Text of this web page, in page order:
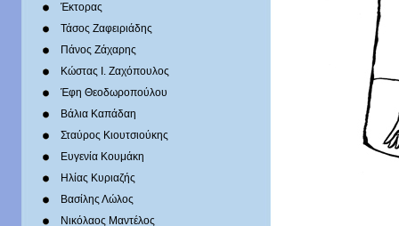
Έκτορας
Τάσος Ζαφειριάδης
Πάνος Ζάχαρης
Κώστας Ι. Ζαχόπουλoς
Έφη Θεοδωροπούλου
Βάλια Καπάδαη
Σταύρος Κιουτσιούκης
Ευγενία Κουμάκη
Ηλίας Κυριαζής
Βασίλης Λώλος
Νικόλαος Μαντέλος